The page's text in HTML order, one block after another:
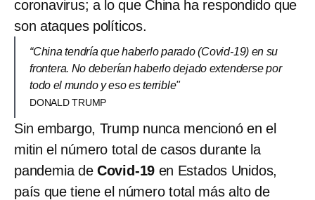
coronavirus; a lo que China ha respondido que
son ataques políticos.
“China tendría que haberlo parado (Covid-19) en su
frontera. No deberían haberlo dejado extenderse por
todo el mundo y eso es terrible"
DONALD TRUMP
Sin embargo, Trump nunca mencionó en el
mitin el número total de casos durante la
pandemia deCovid-19 en Estados Unidos,
país que tiene el número total más alto de